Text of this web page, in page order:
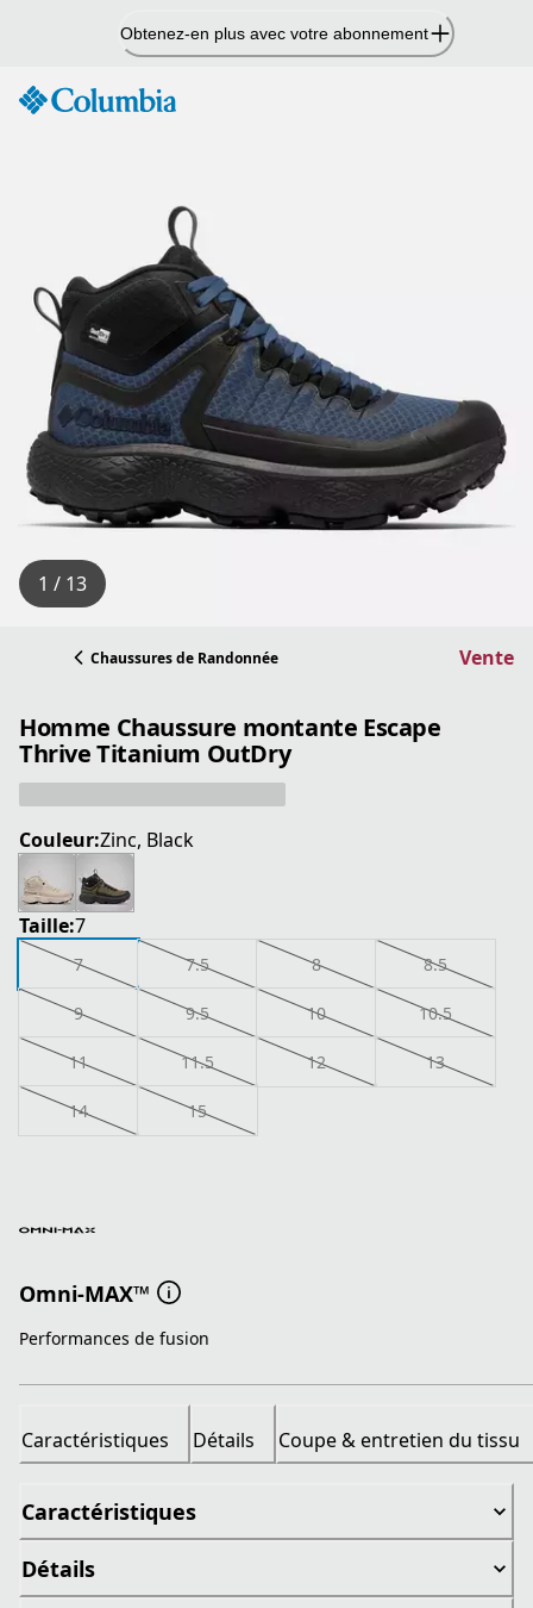
Obtenez-en plus avec votre abonnement
1 / 13
Chaussures de Randonnée Vente
Homme Chaussure montante Escape
Thrive Titanium OutDry
Couleur:Zinc, Black
Taille:7
7 7.5 8 8.5
9 9.5 10 10.5
11 11.5 12 13
14 15
Omni-MAX™
Performances de fusion
Caractéristiques Détails Coupe & entretien du tissu
Caractéristiques
Détails